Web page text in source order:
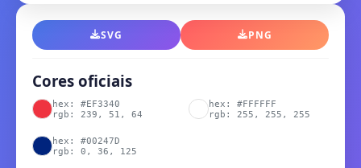
SVG PNG
Cores oficiais
hex: #EF3340
rgb: 239, 51, 64
hex: #FFFFFF
rgb: 255, 255, 255
hex: #00247D
rgb: 0, 36, 125